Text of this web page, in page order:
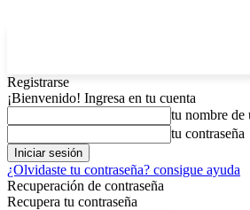
Registrarse
¡Bienvenido! Ingresa en tu cuenta
tu nombre de
tu contraseña
¿Olvidaste tu contraseña? consigue ayuda
Recuperación de contraseña
Recupera tu contraseña